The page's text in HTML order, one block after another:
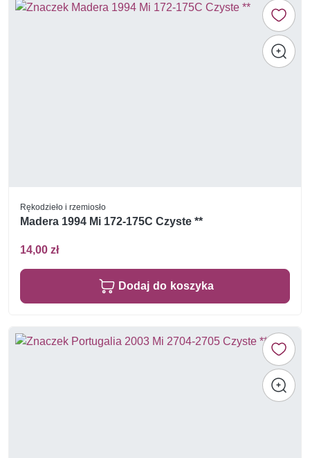
Rękodzieło i rzemiosło
Madera 1994 Mi 172-175C Czyste **
14,00 zł
Dodaj do koszyka